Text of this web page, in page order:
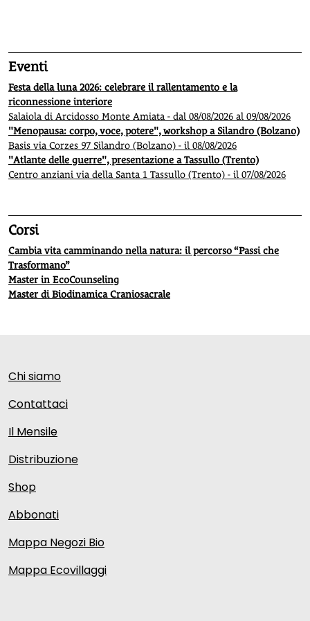
Eventi
Festa della luna 2026: celebrare il rallentamento e la
riconnessione interiore
Salaiola di Arcidosso Monte Amiata - dal 08/08/2026 al 09/08/2026
"Menopausa: corpo, voce, potere", workshop a Silandro (Bolzano)
Basis via Corzes 97 Silandro (Bolzano) - il 08/08/2026
"Atlante delle guerre", presentazione a Tassullo (Trento)
Centro anziani via della Santa 1 Tassullo (Trento) - il 07/08/2026
Corsi
Cambia vita camminando nella natura: il percorso “Passi che
Trasformano”
Master in EcoCounseling
Master di Biodinamica Craniosacrale
Chi siamo
Contattaci
Il Mensile
Distribuzione
Shop
Abbonati
Mappa Negozi Bio
Mappa Ecovillaggi